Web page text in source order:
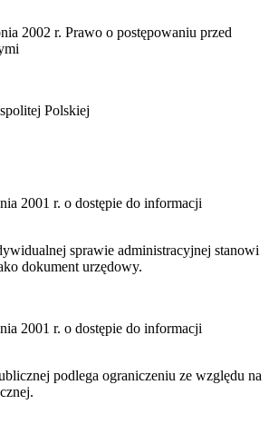
2002 r. Prawo o postępowaniu przed
Polskiej
2001 r. o dostępie do informacji
sprawie administracyjnej stanowi
dokument urzędowy.
2001 r. o dostępie do informacji
podlega ograniczeniu ze względu na